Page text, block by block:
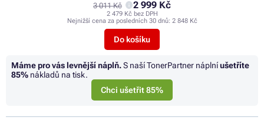
3 011 Kč 2 999 Kč
2 479 Kč bez DPH
Nejnižší cena za posledních 30 dnů: 2 848 Kč
Do košíku
Máme pro vás levnější náplň.S naší TonerPartner náplníušetříte
85% nákladů na tisk.
Chci ušetřit 85%